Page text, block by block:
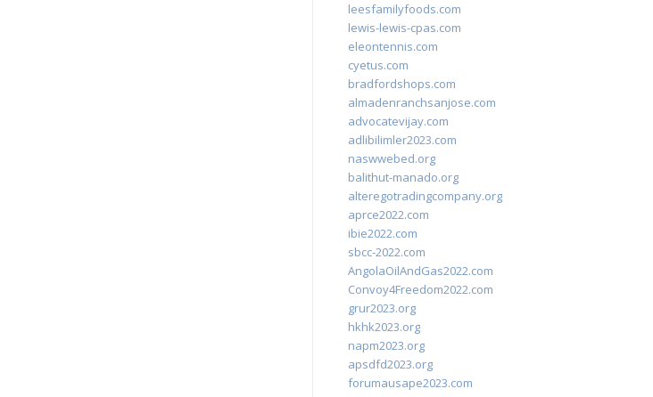
leesfamilyfoods.com
lewis-lewis-cpas.com
eleontennis.com
cyetus.com
bradfordshops.com
almadenranchsanjose.com
advocatevijay.com
adlibilimler2023.com
naswwebed.org
balithut-manado.org
alteregotradingcompany.org
aprce2022.com
ibie2022.com
sbcc-2022.com
AngolaOilAndGas2022.com
Convoy4Freedom2022.com
grur2023.org
hkhk2023.org
napm2023.org
apsdfd2023.org
forumausape2023.com